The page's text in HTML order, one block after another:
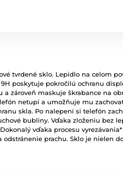
tvrdené sklo. Lepidlo na celom
poskytuje pokročilú ochranu
a zároveň maskuje škrabance na
netupí a umožňuje mu
skla. Po nalepení si telefón
bubliny. Vďaka zloženiu bez
vďaka procesu
prachu. Sklo je nielen